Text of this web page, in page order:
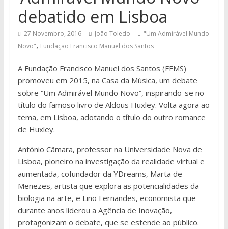
debatido em Lisboa
27 Novembro, 2016 João Toledo
"Um Admirável Mundo
Novo", Fundação Francisco Manuel dos Santos
A Fundação Francisco Manuel dos Santos (FFMS)
promoveu em 2015, na Casa da Música, um debate
sobre “Um Admirável Mundo Novo”, inspirando-se no
título do famoso livro de Aldous Huxley. Volta agora ao
tema, em Lisboa, adotando o título do outro romance
de Huxley.
António Câmara, professor na Universidade Nova de
Lisboa, pioneiro na investigação da realidade virtual e
aumentada, cofundador da YDreams, Marta de
Menezes, artista que explora as potencialidades da
biologia na arte, e Lino Fernandes, economista que
durante anos liderou a Agência de Inovação,
protagonizam o debate, que se estende ao público.